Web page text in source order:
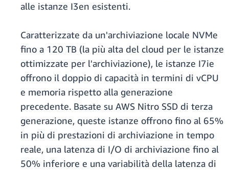
alle istanze I3en esistenti.
Caratterizzate da un'archiviazione locale NVMe
fino a 120 TB (la più alta del cloud per le istanze
ottimizzate per l'archiviazione), le istanze I7ie
offrono il doppio di capacità in termini di vCPU
e memoria rispetto alla generazione
precedente. Basate su AWS Nitro SSD di terza
generazione, queste istanze offrono fino al 65%
in più di prestazioni di archiviazione in tempo
reale, una latenza di I/O di archiviazione fino al
50% inferiore e una variabilità della latenza di